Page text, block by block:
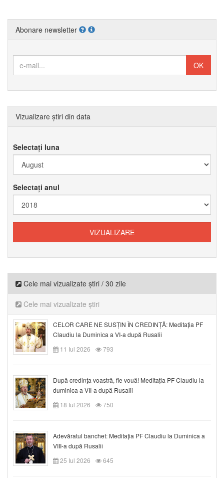
Abonare newsletter
Vizualizare știri din data
Selectați luna
Selectați anul
Cele mai vizualizate știri / 30 zile
Cele mai vizualizate știri
CELOR CARE NE SUSȚIN ÎN CREDINȚĂ: Meditația PF
Claudiu la Duminica a VI-a după Rusalii
11 Iul 2026
793
După credinţa voastră, fie vouă! Meditația PF Claudiu la
duminica a VII-a după Rusalii
18 Iul 2026
750
Adevăratul banchet: Meditația PF Claudiu la Duminica a
VIII-a după Rusalii
25 Iul 2026
645